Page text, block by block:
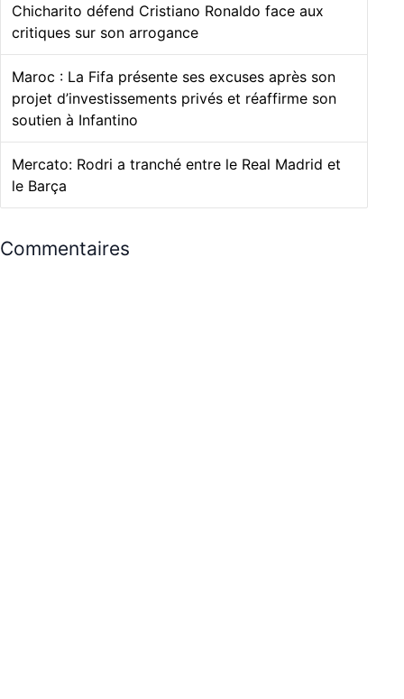
Chicharito défend Cristiano Ronaldo face aux
critiques sur son arrogance
Maroc : La Fifa présente ses excuses après son
projet d’investissements privés et réaffirme son
soutien à Infantino
Mercato: Rodri a tranché entre le Real Madrid et
le Barça
Commentaires